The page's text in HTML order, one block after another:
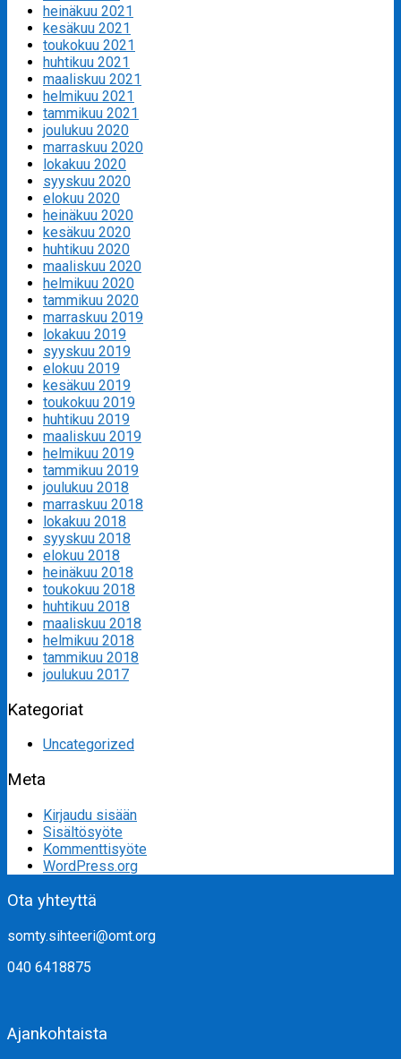
heinäkuu 2021
kesäkuu 2021
toukokuu 2021
huhtikuu 2021
maaliskuu 2021
helmikuu 2021
tammikuu 2021
joulukuu 2020
marraskuu 2020
lokakuu 2020
syyskuu 2020
elokuu 2020
heinäkuu 2020
kesäkuu 2020
huhtikuu 2020
maaliskuu 2020
helmikuu 2020
tammikuu 2020
marraskuu 2019
lokakuu 2019
syyskuu 2019
elokuu 2019
kesäkuu 2019
toukokuu 2019
huhtikuu 2019
maaliskuu 2019
helmikuu 2019
tammikuu 2019
joulukuu 2018
marraskuu 2018
lokakuu 2018
syyskuu 2018
elokuu 2018
heinäkuu 2018
toukokuu 2018
huhtikuu 2018
maaliskuu 2018
helmikuu 2018
tammikuu 2018
joulukuu 2017
Kategoriat
Uncategorized
Meta
Kirjaudu sisään
Sisältösyöte
Kommenttisyöte
WordPress.org
Ota yhteyttä
somty.sihteeri@omt.org
040 6418875
Ajankohtaista